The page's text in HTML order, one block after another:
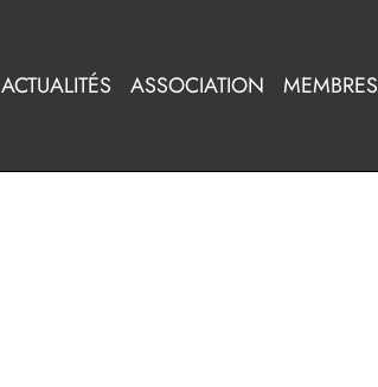
ACTUALITÉS ASSOCIATION MEMBRES